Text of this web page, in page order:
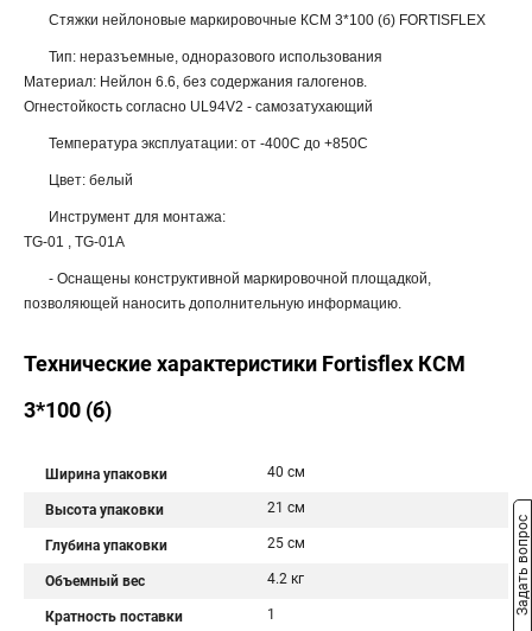
Стяжки нейлоновые маркировочные КСМ 3*100 (б) FORTISFLEX
Тип: неразъемные, одноразового использования
Материал: Нейлон 6.6, без содержания галогенов.
Огнестойкость согласно UL94V2 - самозатухающий
Температура эксплуатации: от -400С до +850С
Цвет: белый
Инструмент для монтажа:
TG-01 , TG-01A
- Оснащены конструктивной маркировочной площадкой,
позволяющей наносить дополнительную информацию.
Технические характеристики Fortisflex КСМ
3*100 (б)
Ширина упаковки 40 см
Высота упаковки 21 см
Глубина упаковки 25 см
Объемный вес 4.2 кг
Кратность поставки 1 Задать вопрос